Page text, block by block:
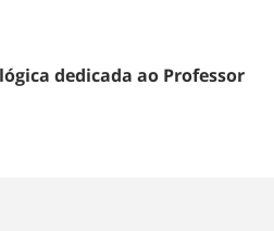
dedicada ao Professor